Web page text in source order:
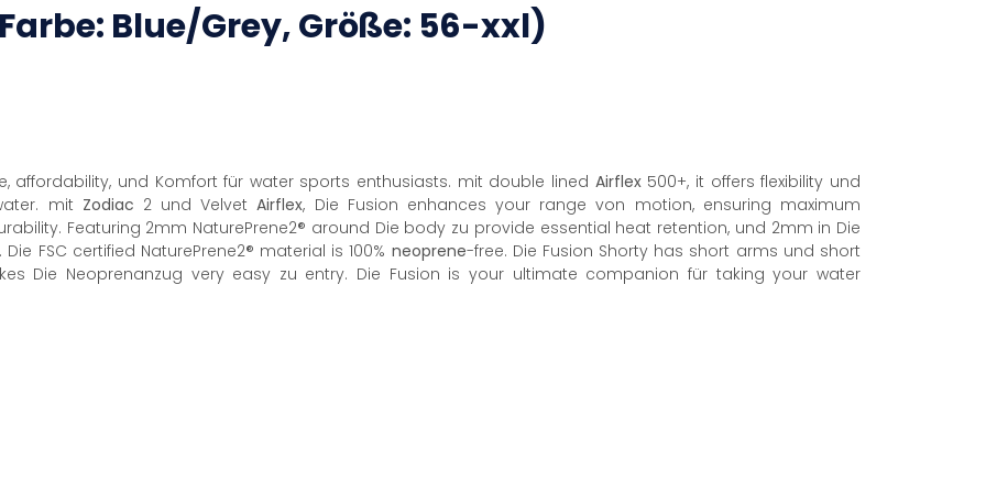
Blue/Grey, Größe: 56-xxl)
affordability, und Komfort für water sports enthusiasts. mit double lined Airflex500+, it offers flexibility und
mit Zodiac 2 und VelvetAirflex, Die Fusion enhances your range von motion, ensuring maximum
Featuring 2mm NaturePrene2® around Die body zu provide essential heat retention, und 2mm in Die
FSC certified NaturePrene2® material is 100% neoprene-free. Die Fusion Shorty has short arms und short
Die Neoprenanzug very easy zu entry. Die Fusion is your ultimate companion für taking your water